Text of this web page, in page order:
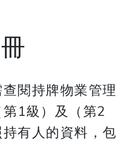
閱持牌物業管理
1級）及（第2
有人的資料，包